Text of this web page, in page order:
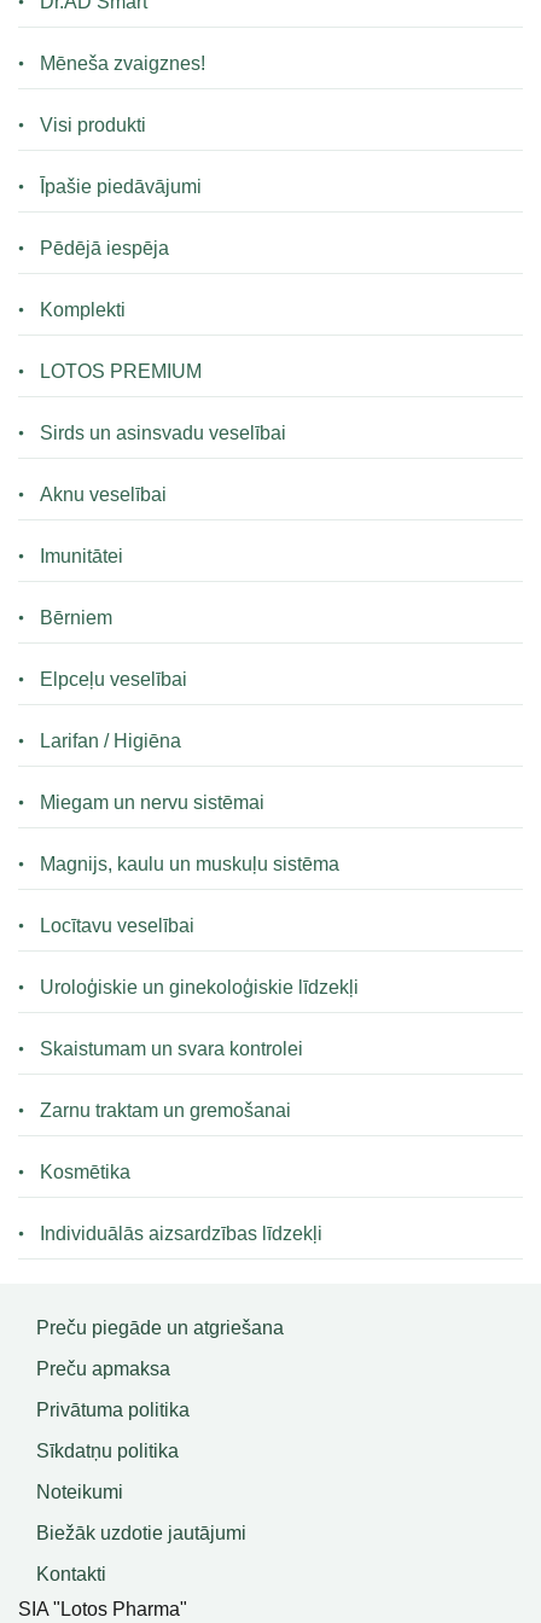
Mēneša zvaigznes!
Visi produkti
Īpašie piedāvājumi
Pēdējā iespēja
Komplekti
LOTOS PREMIUM
Sirds un asinsvadu veselībai
Aknu veselībai
Imunitātei
Bērniem
Elpceļu veselībai
Larifan / Higiēna
Miegam un nervu sistēmai
Magnijs, kaulu un muskuļu sistēma
Locītavu veselībai
Uroloģiskie un ginekoloģiskie līdzekļi
Skaistumam un svara kontrolei
Zarnu traktam un gremošanai
Kosmētika
Individuālās aizsardzības līdzekļi
Preču piegāde un atgriešana
Preču apmaksa
Privātuma politika
Sīkdatņu politika
Noteikumi
Biežāk uzdotie jautājumi
Kontakti
SIA "Lotos Pharma"